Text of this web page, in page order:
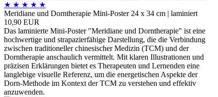
★ ★ ★ ★ ★
Meridiane und Dorntherapie Mini-Poster 24 x 34 cm | laminiert
10,90 EUR
Das laminierte Mini-Poster "Meridiane und Dorntherapie" ist eine
hochwertige und strapazierfähige Darstellung, die die Verbindung
zwischen traditioneller chinesischer Medizin (TCM) und der
Dorntherapie anschaulich vermittelt. Mit klaren Illustrationen und
präzisen Erklärungen bietet es Therapeuten und Lernenden eine
langlebige visuelle Referenz, um die energetischen Aspekte der
Dorn-Methode im Kontext der TCM zu verstehen und effektiv
anzuwenden.